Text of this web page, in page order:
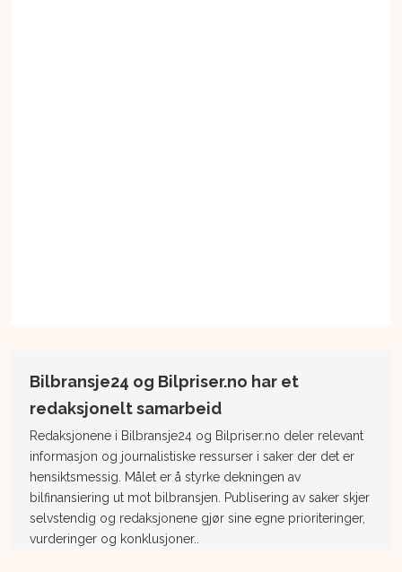
Bilbransje24 og Bilpriser.no har et
redaksjonelt samarbeid
Redaksjonene i Bilbransje24 og Bilpriser.no deler relevant
informasjon og journalistiske ressurser i saker der det er
hensiktsmessig. Målet er å styrke dekningen av
bilfinansiering ut mot bilbransjen. Publisering av saker skjer
selvstendig og redaksjonene gjør sine egne prioriteringer,
vurderinger og konklusjoner..